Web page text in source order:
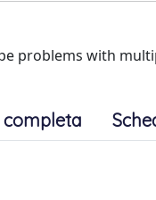
problems with
completa